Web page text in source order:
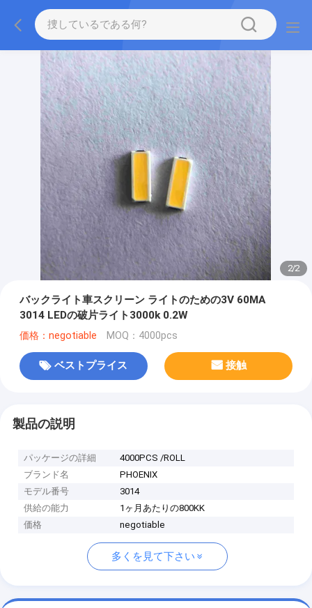
2/2
バックライト車スクリーン ライトのための3V 60MA
3014 LEDの破片ライト3000k 0.2W
価格：negotiable MOQ：4000pcs
ベストプライス 接触
製品の説明
パッケージの詳細
4000PCS /ROLL
ブランド名
PHOENIX
モデル番号
3014
供給の能力
1ヶ月あたりの800KK
価格
negotiable
多くを見て下さい